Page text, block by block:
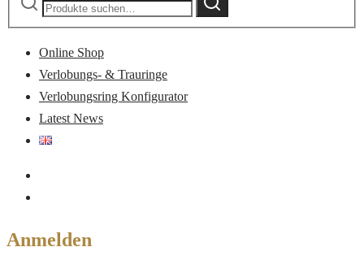
Online Shop
Verlobungs- & Trauringe
Verlobungsring Konfigurator
Latest News
Anmelden